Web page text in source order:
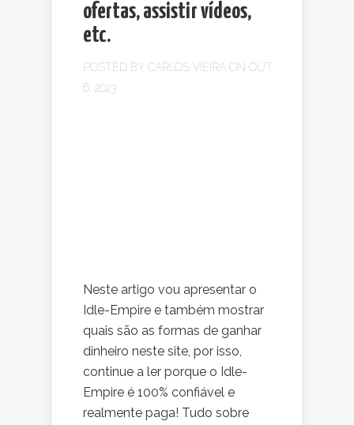
ofertas, assistir vídeos,
etc.
POSTED BY CARLOS VIEIRA ON OUT
6, 2023
Neste artigo vou apresentar o
Idle-Empire e também mostrar
quais são as formas de ganhar
dinheiro neste site, por isso,
continue a ler porque o Idle-
Empire é 100% confiável e
realmente paga! Tudo sobre